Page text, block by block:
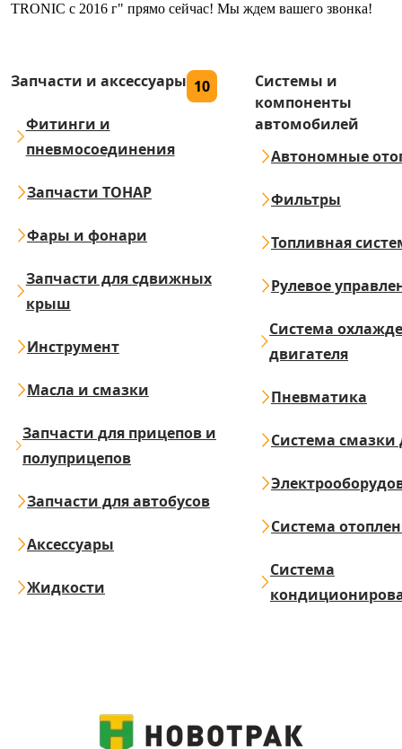
TRONIC с 2016 г" прямо сейчас! Мы ждем вашего звонка!
Запчасти и аксессуары 10
Фитинги и
пневмосоединения
Запчасти ТОНАР
Фары и фонари
Запчасти для сдвижных
крыш
Инструмент
Масла и смазки
Запчасти для прицепов и
полуприцепов
Запчасти для автобусов
Аксессуары
Жидкости
Системы и
компоненты
автомобилей
Автономные
Фильтры
Топливная
Рулевое
Система
двигателя
Пневматика
Система смазки
Система
Система